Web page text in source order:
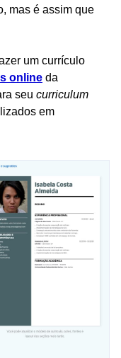
mas é assim que
um currículo
online da
seu curriculum
em